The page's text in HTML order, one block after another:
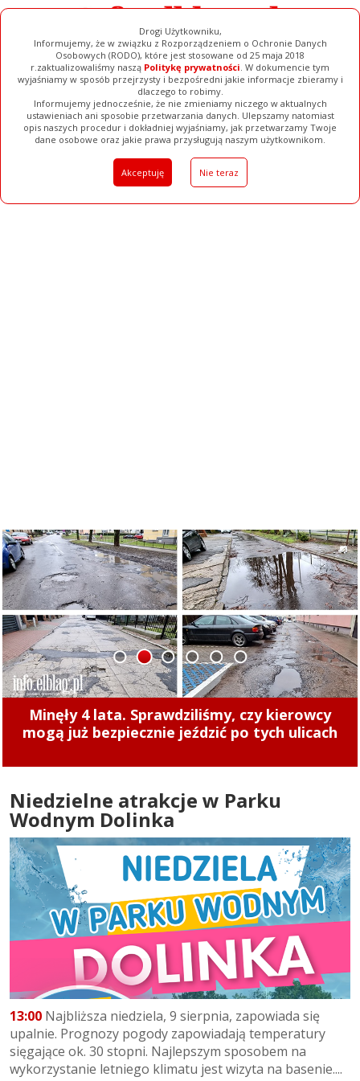
Drogi Użytkowniku,
Informujemy, że w związku z Rozporządzeniem o Ochronie Danych
Osobowych (RODO), które jest stosowane od 25 maja 2018
r.zaktualizowaliśmy naszą Politykę prywatności. W dokumencie tym
wyjaśniamy w sposób przejrzysty i bezpośredni jakie informacje zbieramy i
dlaczego to robimy.
Informujemy jednocześnie, że nie zmieniamy niczego w aktualnych
ustawieniach ani sposobie przetwarzania danych. Ulepszamy natomiast
opis naszych procedur i dokładniej wyjaśniamy, jak przetwarzamy Twoje
dane osobowe oraz jakie prawa przysługują naszym użytkownikom.
Akceptuję Nie teraz
Ogłoszenia Filmy Galerie Baza Firm Pełna Wersja
Międzypokoleniowe rozgrywki koszykówki
Gramy na Zatorzu
1 2 3 4 5 6
Niedzielne atrakcje w Parku
Wodnym Dolinka
13:00 Najbliższa niedziela, 9 sierpnia, zapowiada się
upalnie. Prognozy pogody zapowiadają temperatury
sięgające ok. 30 stopni. Najlepszym sposobem na
wykorzystanie letniego klimatu jest wizyta na basenie....